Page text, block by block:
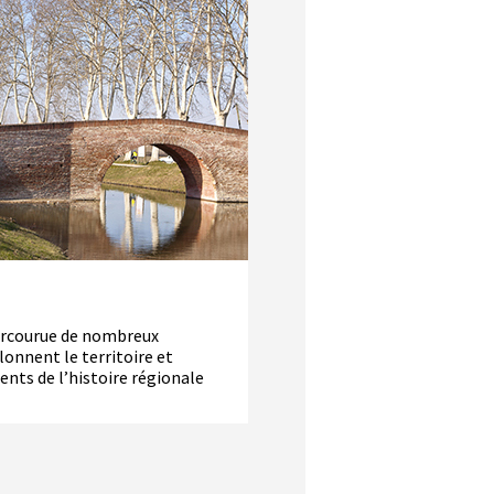
de nombreux
le territoire et
de l’histoire régionale